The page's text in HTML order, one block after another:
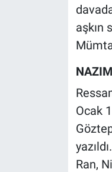
aşkın
Ocak
Ran,
Teknoloji
Türkiye'nin
Türkiye'nin
Yerel Gündem